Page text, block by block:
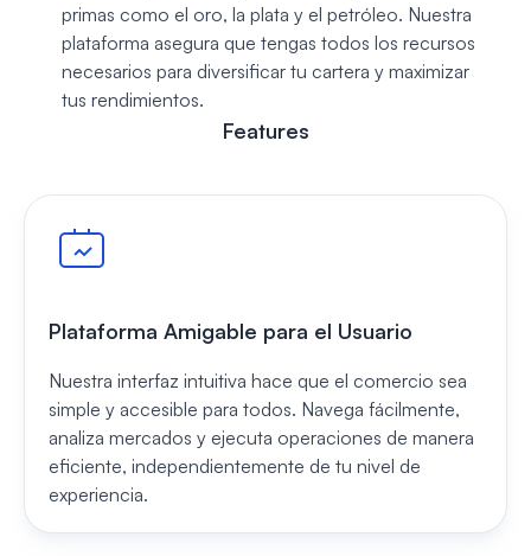
primas como el oro, la plata y el petróleo. Nuestra
plataforma asegura que tengas todos los recursos
necesarios para diversificar tu cartera y maximizar
tus rendimientos.
Features
Plataforma Amigable para el Usuario
Nuestra interfaz intuitiva hace que el comercio sea
simple y accesible para todos. Navega fácilmente,
analiza mercados y ejecuta operaciones de manera
eficiente, independientemente de tu nivel de
experiencia.